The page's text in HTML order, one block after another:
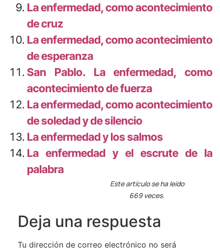
La enfermedad, como acontecimiento
de cruz
La enfermedad, como acontecimiento
de esperanza
San Pablo. La enfermedad, como
acontecimiento de fuerza
La enfermedad, como acontecimiento
de soledad y de silencio
La enfermedad y los salmos
La enfermedad y el escrute de la
palabra
Este artículo se ha leído
669 veces.
Deja una respuesta
Tu dirección de correo electrónico no será